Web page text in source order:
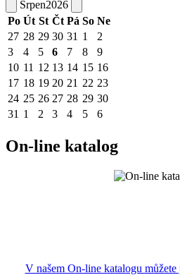
Srpen2026
Po Út St Čt Pá So Ne
27 28 29 30 31 1
2
3
4 5 6 7 8
9
10 11 12 13 14 15 16
17 18 19 20 21 22 23
24 25 26 27 28 29 30
31 1 2 3 4 5 6
On-line katalog
V našem On-line katalogu